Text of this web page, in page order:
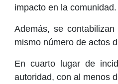
impacto en la comunidad.
Además, se
mismo número de actos
En cuarto lugar de
autoridad, con al menos